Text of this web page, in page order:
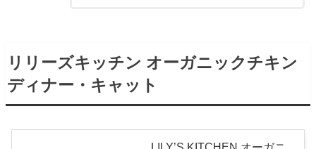
リリーズキッチン オーガニックチキン
ディナー・キャット